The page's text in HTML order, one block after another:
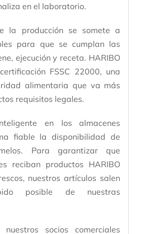
en el laboratorio.
la producción se somete a
para que se cumplan las
ejecución y receta. HARIBO
FSSC 22000, una
alimentaria que va más
requisitos legales.
en los​ almacenes
fiable la disponibilidad de
Para garantizar que
reciban productos HARIBO
nuestros artículos salen
posible de nuestras
socios comerciales